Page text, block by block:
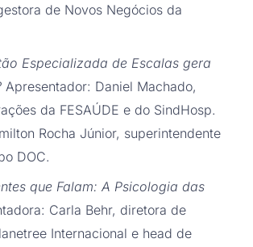
de Novos Negócios da
Especializada de Escalas gera
Apresentador: Daniel Machado,
da FESAÚDE e do SindHosp.
Rocha Júnior, superintendente
DOC.
que Falam: A Psicologia das
Carla Behr, diretora de
Internacional e head de